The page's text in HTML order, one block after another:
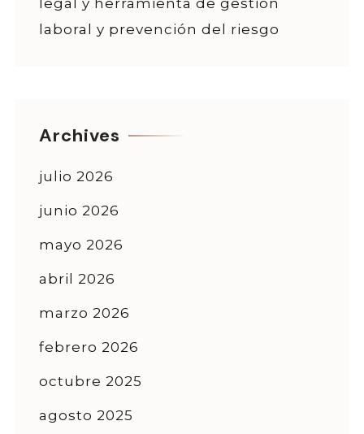
laboral y prevención del riesgo
Archives
julio 2026
junio 2026
mayo 2026
abril 2026
marzo 2026
febrero 2026
octubre 2025
agosto 2025